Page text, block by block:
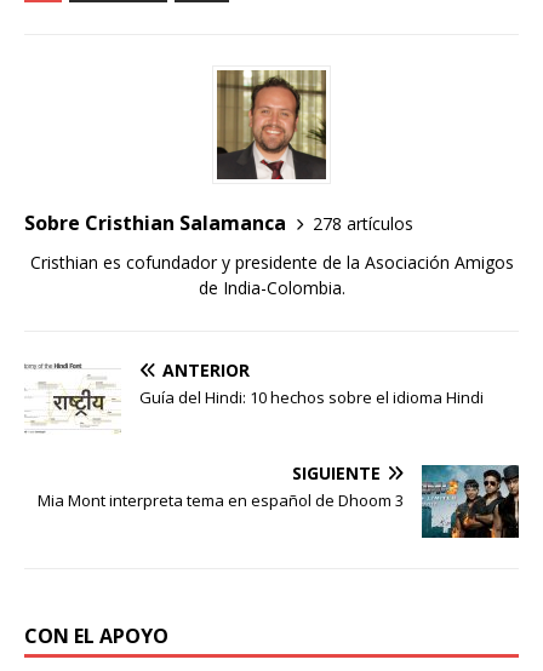
Sobre Cristhian Salamanca
278 artículos
Cristhian es cofundador y presidente de la Asociación Amigos
de India-Colombia.
ANTERIOR
Guía del Hindi: 10 hechos sobre el idioma Hindi
SIGUIENTE
Mia Mont interpreta tema en español de Dhoom 3
CON EL APOYO